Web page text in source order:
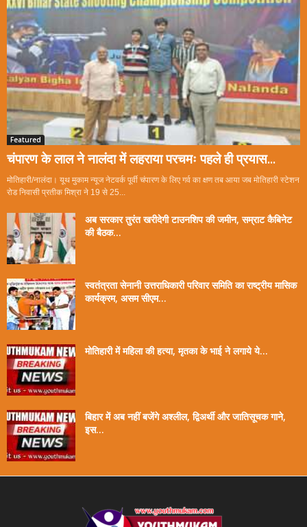
Featured
चंपारण के लाल ने नालंदा में लहराया परचमः पहले ही प्रयास...
मोतिहारी/नालंदा। यूथ मुकाम न्यूज नेटवर्क पूर्वी चंपारण के लिए गर्व का क्षण तब आया जब मोतिहारी स्टेशन
रोड निवासी प्रतीक मिश्रा ने 19 से 25...
अब सरकार तुरंत खरीदेगी टाउनशिप की जमीन, सम्राट कैबिनेट
की बैठक...
स्वतंत्रता सेनानी उत्तराधिकारी परिवार समिति का राष्ट्रीय मासिक
कार्यक्रम, असम सीएम...
मोतिहारी में महिला की हत्या, मृतका के भाई ने लगाये ये...
बिहार में अब नहीं बजेंगे अश्लील, द्विअर्थी और जातिसूचक गाने,
इस...